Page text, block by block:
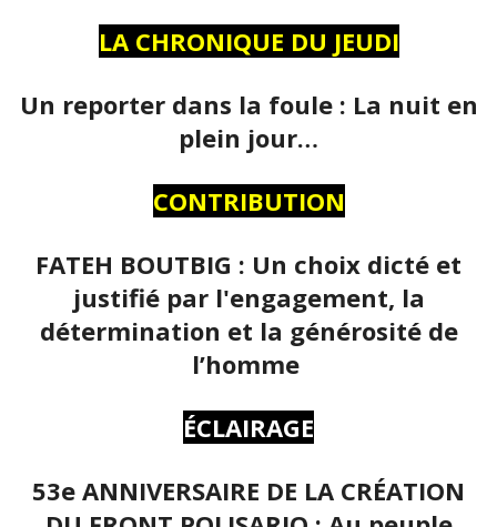
LA CHRONIQUE DU JEUDI
Un reporter dans la foule : La nuit en
plein jour…
CONTRIBUTION
FATEH BOUTBIG : Un choix dicté et
justifié par l'engagement, la
détermination et la générosité de
l’homme
ÉCLAIRAGE
53e ANNIVERSAIRE DE LA CRÉATION